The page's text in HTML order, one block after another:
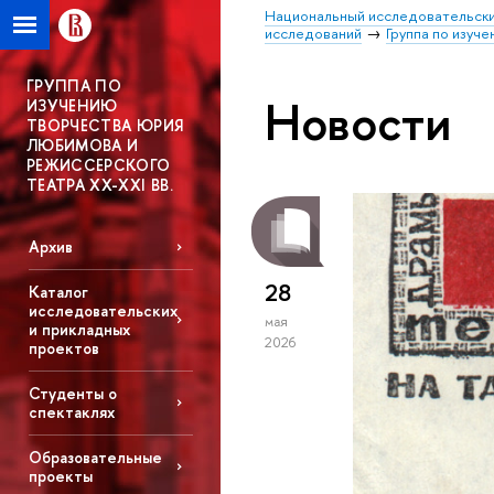
Национальный
исследований
Группа по
ГРУППА ПО
ИЗУЧЕНИЮ
ТВОРЧЕСТВА ЮРИЯ
ЛЮБИМОВА И
РЕЖИССЕРСКОГО
ТЕАТРА XX-XXI ВВ.
Архив
Каталог
исследовательских
и прикладных
проектов
Студенты о
спектаклях
Образовательные
проекты
Новости
28
мая
2026